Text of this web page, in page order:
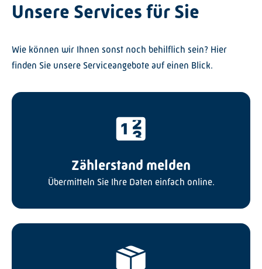
Unsere Services für Sie
Wie können wir Ihnen sonst noch behilflich sein? Hier
finden Sie unsere Serviceangebote auf einen Blick.
Zählerstand melden
Übermitteln Sie Ihre Daten einfach online.